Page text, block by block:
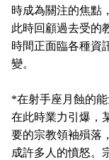
時成為關注的焦點
此時回顧過去受的
時間正面臨各種資
變。
*在射手座月蝕的
在此時業力引爆，
要的宗教領袖殞落
成許多人的憤怒。